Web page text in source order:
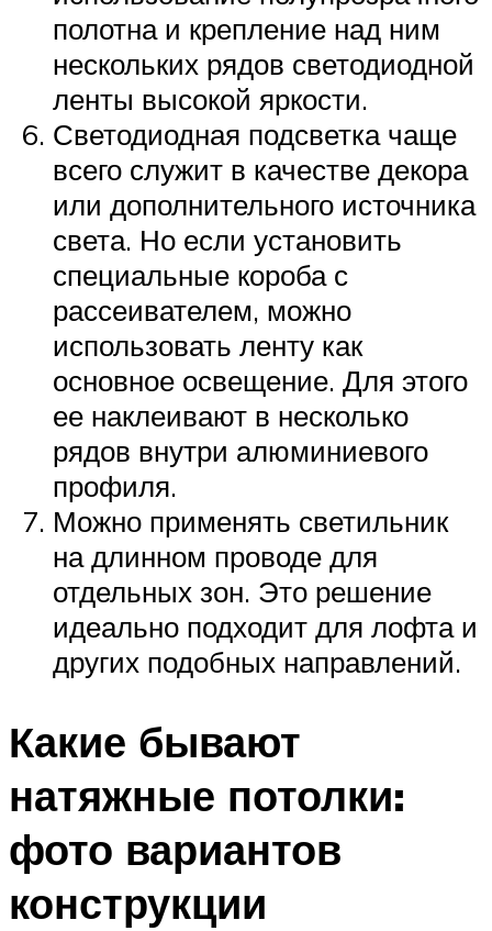
полотна и крепление над ним
нескольких рядов светодиодной
ленты высокой яркости.
Светодиодная подсветка чаще
всего служит в качестве декора
или дополнительного источника
света. Но если установить
специальные короба с
рассеивателем, можно
использовать ленту как
основное освещение. Для этого
ее наклеивают в несколько
рядов внутри алюминиевого
профиля.
Можно применять светильник
на длинном проводе для
отдельных зон. Это решение
идеально подходит для лофта и
других подобных направлений.
Какие бывают
натяжные потолки:
фото вариантов
конструкции